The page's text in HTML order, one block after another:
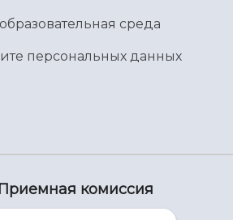
среда
персональных данных
Приемная комиссия